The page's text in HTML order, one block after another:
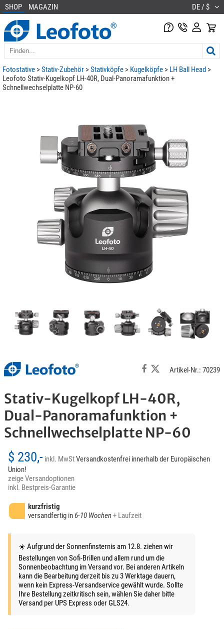
SHOP MAGAZIN DE / $
Fotostative >Stativ-Zubehör >Stativköpfe > Kugelköpfe > LH Ball Head >
Leofoto Stativ-Kugelkopf LH-40R, Dual-Panoramafunktion +
Schnellwechselplatte NP-60
Artikel-Nr.: 70239
Stativ-Kugelkopf LH-40R,
Dual-Panoramafunktion +
Schnellwechselplatte NP-60
$ 230,- inkl. MwStVersandkostenfrei innerhalb der Europäischen
Union!
zeige Versandoptionen
inkl. Bestpreis-Garantie
kurzfristig
versandfertig in6-10 Wochen+ Laufzeit
☀️ Aufgrund der Sonnenfinsternis am 12.8. ziehen wir
Bestellungen von Sofi-Brillen und allem rund um die
Sonnenbeobachtung im Versand vor. Bei anderen Artikeln
kann die Bearbeitung derzeit bis zu 3 Werktage dauern,
wenn kein Express-Versandservice gewählt wurde. Sollte
Ihre Bestellung zeitkritisch sein, wählen Sie daher bitte
Versand per UPS Express oder GLS24.